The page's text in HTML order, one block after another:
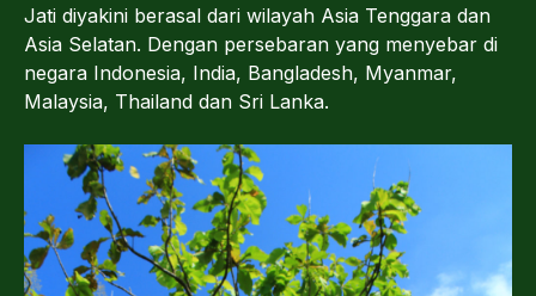
Jati diyakini berasal dari wilayah Asia Tenggara dan
Asia Selatan. Dengan persebaran yang menyebar di
negara Indonesia, India, Bangladesh, Myanmar,
Malaysia, Thailand dan Sri Lanka.